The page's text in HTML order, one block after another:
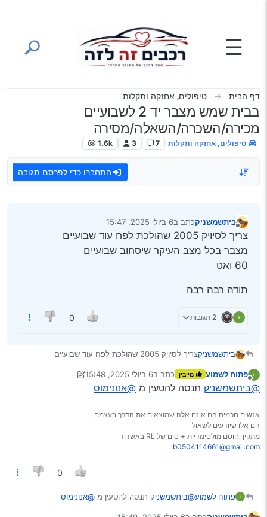
☰
דף הבית טיפולים, אחזקה ותקלות
בבית שמש מצבר יד 2 לשבועיים
מכירה/השכרה/השאלה/מסירה
טיפולים, אחזקה ותקלות 7
3
1.6k
התחברו כדי לפרסם תגובה
מנותק
ביתשמשניקכתב ב6 ביולי 2025, 15:47
נערך לאחרונה על ידי
צריך לסיויק 2005 שהולכת לפח עוד שבועיים
מצבר בכל מצב העיקר שיסחוב שבועיים
60 ואט
תודה רבה רבה
2 תגובות 0
ביתשמשניקצריך לסיויק 2005 שהולכת לפח עוד שבועיים
60 ואט
תודה רבה רבה פתוח לשמוע מייבין כתב ב6 ביולי 2025, 15:48
נערך לאחרונה על ידי יוני7 באוג׳ 2025, 19:08
@ביתשמשניק תנסה להטעין מ @אנונימוס
אנשים חכמים הם אינם אלה שמוצאים את הדרך בעצמם
הם אלו שיודעים לשאול
מתקין וחוסם מולטימדיות + סים של RL באשדוד
b0504114661@gmail.com
0
פתוח לשמוע@ביתשמשניק תנסה להטעין מ@אנונימוס